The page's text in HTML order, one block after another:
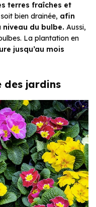
terres fraîches et
bien drainée, afin
niveau du bulbe. Aussi,
La plantation en
jusqu’au mois
des jardins